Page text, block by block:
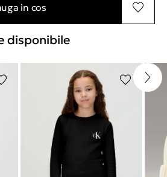
in cos
disponibile